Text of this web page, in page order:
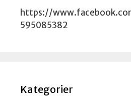
https://
595085382
Kategorier